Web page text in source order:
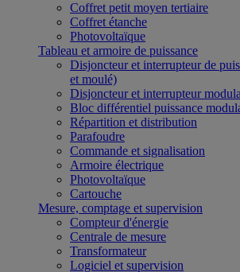
Coffret petit moyen tertiaire
Coffret étanche
Photovoltaïque
Tableau et armoire de puissance
Disjoncteur et interrupteur de
et moulé)
Disjoncteur et interrupteur
Bloc différentiel puissance
Répartition et distribution
Parafoudre
Commande et signalisation
Armoire électrique
Photovoltaïque
Cartouche
Mesure, comptage et supervision
Compteur d'énergie
Centrale de mesure
Transformateur
Logiciel et supervision